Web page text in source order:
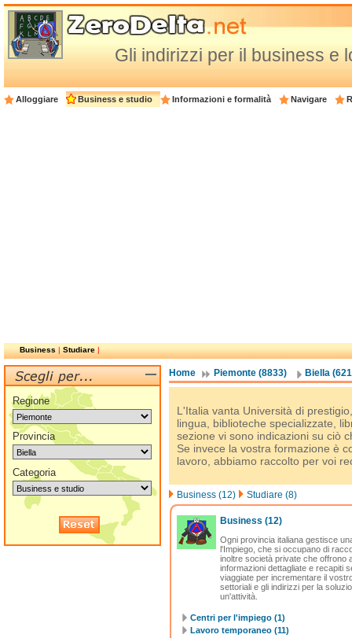
Gli indirizzi per il business e
Alloggiare Business e studio Informazioni e formalità Navigare
Business|Studiare|
Home Piemonte (8833) Biella
L'Italia vanta Università di
lingua, biblioteche specializzate,
sezione vi sono indicazioni su ciò
Se invece la vostra formazione è
lavoro, abbiamo raccolto per voi
Business (12) Studiare (8)
Business (12)
Ogni provincia italiana gestisce
l'Impiego, che si occupano di
inoltre società private che offrono
informazioni dettagliate e recapiti
viaggiate per incrementare il
settoriali e gli indirizzi per la
un'attività.
Centri per l'impiego (1)
Lavoro temporaneo (11)
Regione
Provincia
Categoria